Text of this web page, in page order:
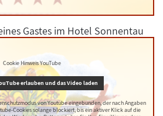
Gastes im Hotel Sonnentau
Cookie Hinweis YouTube
erlauben und das Video laden
von Youtube eingebunden, der nach Angaben
Cookies solange blockiert, bis ein aktiver Klick auf die